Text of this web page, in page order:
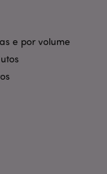
e por volume
CookieScript